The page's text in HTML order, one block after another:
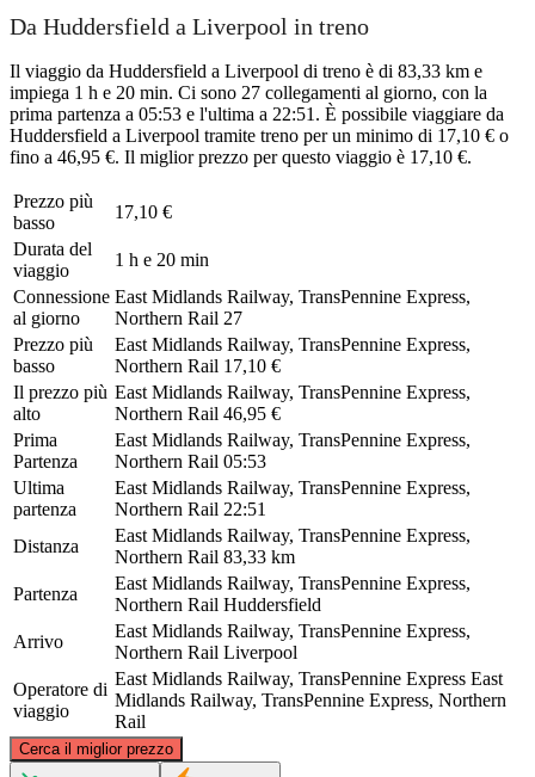
Da Huddersfield a Liverpool in treno
Il viaggio da Huddersfield a Liverpool di treno è di 83,33 km e
impiega 1 h e 20 min. Ci sono 27 collegamenti al giorno, con la
prima partenza a 05:53 e l'ultima a 22:51. È possibile viaggiare da
Huddersfield a Liverpool tramite treno per un minimo di 17,10 € o
fino a 46,95 €. Il miglior prezzo per questo viaggio è 17,10 €.
Prezzo più
basso
17,10 €
Durata del
viaggio
1 h e 20 min
Connessione
al giorno
East Midlands Railway, TransPennine Express,
Northern Rail 27
Prezzo più
basso
East Midlands Railway, TransPennine Express,
Northern Rail 17,10 €
Il prezzo più
alto
East Midlands Railway, TransPennine Express,
Northern Rail 46,95 €
Prima
Partenza
East Midlands Railway, TransPennine Express,
Northern Rail 05:53
Ultima
partenza
East Midlands Railway, TransPennine Express,
Northern Rail 22:51
Distanza
East Midlands Railway, TransPennine Express,
Northern Rail 83,33 km
Partenza
East Midlands Railway, TransPennine Express,
Northern Rail Huddersfield
Arrivo
East Midlands Railway, TransPennine Express,
Northern Rail Liverpool
Operatore di
viaggio
East Midlands Railway, TransPennine Express East
Midlands Railway, TransPennine Express, Northern
Rail
Cerca il miglior prezzo